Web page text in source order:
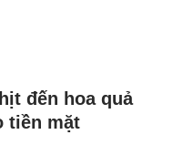
đến hoa quả
tiền mặt